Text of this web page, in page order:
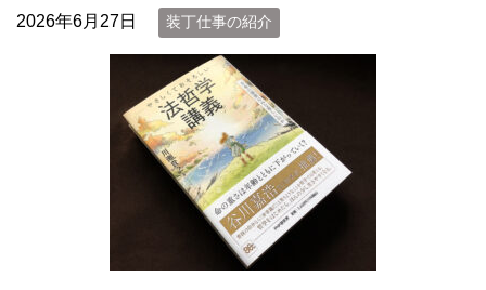
2026年6月27日 装丁仕事の紹介